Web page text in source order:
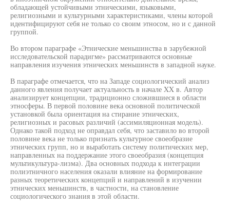
обладающей устойчивыми этническими, языковыми,
религиозными и культурными характеристиками, члены которой
идентифицируют себя не только со своим этносом, но и с данной
группой.
Во втором параграфе «Этнические меньшинства в зарубежной
исследовательской парадигме» рассматриваются основные
направления изучения этнических меньшинств в западной науке.
В параграфе отмечается, что на Западе социологический анализ
данного явления получает актуальность в начале XX в. Автор
анализирует концепции, традиционно сложившиеся в области
этносферы. В первой половине века основной политической
установкой была ориентация на стирание этнических,
религиозных и расовых различий (ассимиляционная модель).
Однако такой подход не оправдал себя, что заставило во второй
половине века не только признать культурное своеобразие
этнических групп, но и выработать систему политических мер,
направленных на поддержание этого своеобразия (концепция
мультикультура-лизма). Два основных подхода к интеграции
полиэтничного населения оказали влияние на формирование
разных теоретических концепций и направлений в изучении
этнических меньшинств, в частности, на становление
социологического знания в этой области.